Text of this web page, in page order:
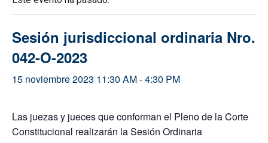
Sesión jurisdiccional ordinaria Nro.
042-O-2023
15 noviembre 2023 11:30 AM-4:30 PM
Las juezas y jueces que conforman el Pleno de la Corte
Constitucional realizarán la Sesión Ordinaria